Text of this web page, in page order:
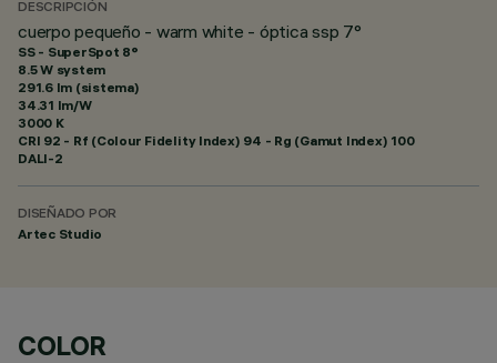
DESCRIPCIÓN
cuerpo pequeño - warm white - óptica ssp 7°
SS - SuperSpot 8°
8.5 W system
291.6 lm (sistema)
34.31 lm/W
3000 K
CRI 92 - Rf (Colour Fidelity Index) 94 - Rg (Gamut Index) 100
DALI-2
DISEÑADO POR
Artec Studio
COLOR